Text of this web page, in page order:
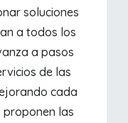
soluciones
a todos los
a pasos
de las
cada
proponen las